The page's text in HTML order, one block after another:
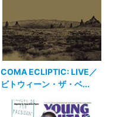
COMA ECLIPTIC: LIVE／
ビトウィーン・ザ・ベ...